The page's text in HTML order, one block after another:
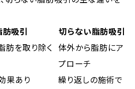
吸引
切らない脂肪吸引
肪を取り除く 体外から脂肪にア
プローチ
果あり
繰り返しの施術で